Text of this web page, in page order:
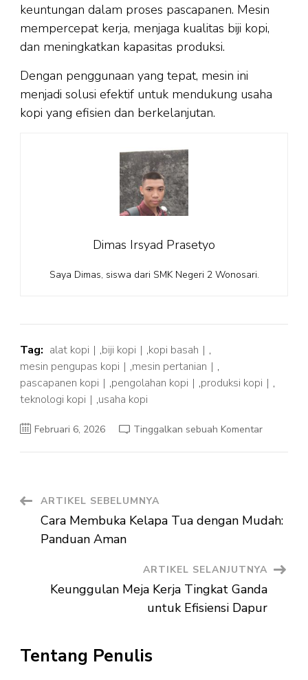
keuntungan dalam proses pascapanen. Mesin
mempercepat kerja, menjaga kualitas biji kopi,
dan meningkatkan kapasitas produksi.
Dengan penggunaan yang tepat, mesin ini
menjadi solusi efektif untuk mendukung usaha
kopi yang efisien dan berkelanjutan.
Dimas Irsyad Prasetyo
Saya Dimas, siswa dari SMK Negeri 2 Wonosari.
Tag: alat kopi ,biji kopi ,kopi basah
,
mesin pengupas kopi
,mesin pertanian
,
pascapanen kopi
,pengolahan kopi ,produksi kopi
,
teknologi kopi
,usaha kopi
Februari 6, 2026 Tinggalkan sebuah Komentarpada
Proses
Navigasi
Artikel
ARTIKEL SEBELUMNYA
Cara Membuka Kelapa Tua dengan Mudah:
Panduan Aman
ARTIKEL SELANJUTNYA
Keunggulan Meja Kerja Tingkat Ganda
untuk Efisiensi Dapur
Tentang Penulis